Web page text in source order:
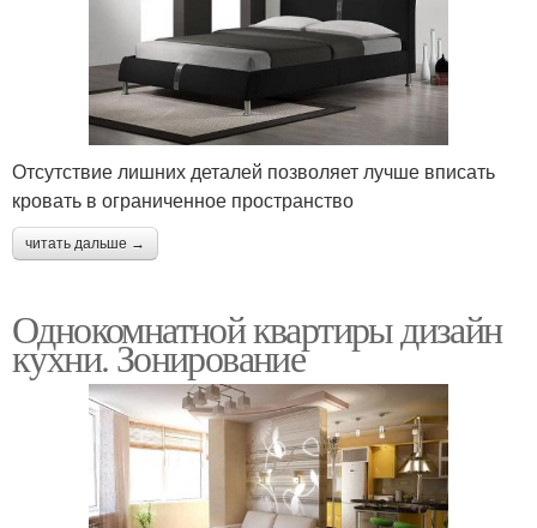
Отсутствие лишних деталей позволяет лучше вписать
кровать в ограниченное пространство
читать дальше →
Однокомнатной квартиры дизайн
кухни. Зонирование